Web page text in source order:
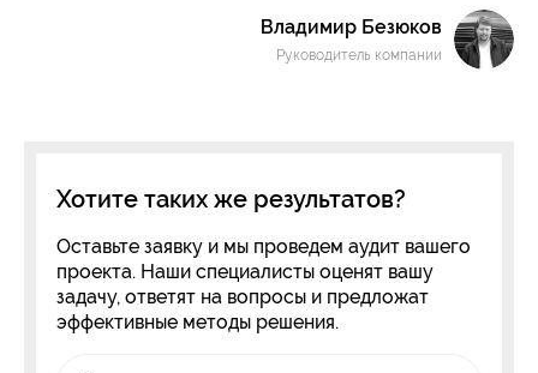
Владимир Безюков
Руководитель компании
Хотите таких же результатов?
Оставьте заявку и мы проведем аудит вашего
проекта. Наши специалисты оценят вашу
задачу, ответят на вопросы и предложат
эффективные методы решения.